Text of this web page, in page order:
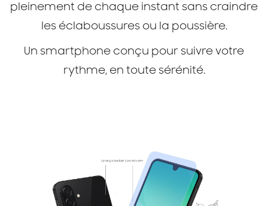
pleinement de chaque instant sans craindre
les éclaboussures ou la poussière.
Un smartphone conçu pour suivre votre
rythme, en toute sérénité.